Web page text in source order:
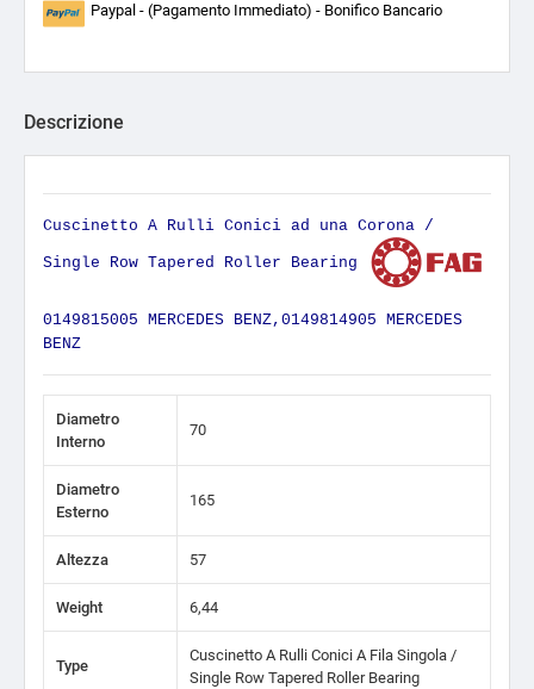
Paypal - (Pagamento Immediato) - Bonifico Bancario
Descrizione
Cuscinetto A Rulli Conici ad una Corona /
Single Row Tapered Roller Bearing
0149815005 MERCEDES BENZ,0149814905 MERCEDES
BENZ
Diametro
Interno
70
Diametro
Esterno
165
Altezza 57
Weight 6,44
Type
Cuscinetto A Rulli Conici A Fila Singola /
Single Row Tapered Roller Bearing